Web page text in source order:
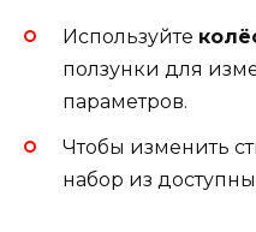
Используйте
ползунки для
параметров.
Чтобы изменить
набор из